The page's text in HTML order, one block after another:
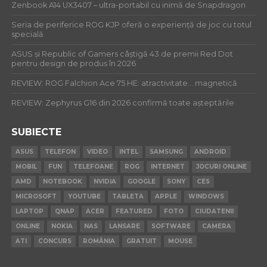
Zenbook A14 UX3407 – ultra-portabil cu inimă de Snapdragon
Seria de periferice ROG KJP oferă o experiență de joc cu totul
specială
ASUS și Republic of Gamers câștigă 43 de premii Red Dot
pentru design de produs în 2026
REVIEW: ROG Falchion Ace 75 HE: atractivitate… magnetică
REVIEW: Zephyrus G16 din 2026 confirmă toate așteptările
SUBIECTE
ASUS TELEFON VIDEO INTEL SAMSUNG
ANDROID
MOBIL
FUN TELEFOANE ROG INTERNET
JOCURI ONLINE
AMD
NOTEBOOK NVIDIA GOOGLE SONY
CES
MICROSOFT
YOUTUBE TABLETA APPLE
WINDOWS
LAPTOP
QNAP ACER FEATURED FOTO
CIUDATENII
ONLINE
NOKIA NAS LANSARE SOFTWARE
CAMERA
ATI
CONCURS ROMÂNIA GRATUIT MOUSE